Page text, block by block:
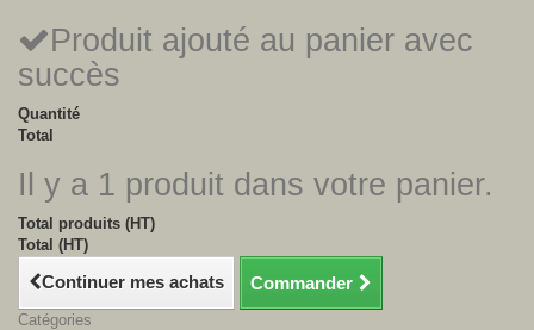
Produit ajouté au panier avec
succès
Quantité
Total
Il y a 1 produit dans votre panier.
Total produits (HT)
Total (HT)
Continuer mes achats Commander
Catégories